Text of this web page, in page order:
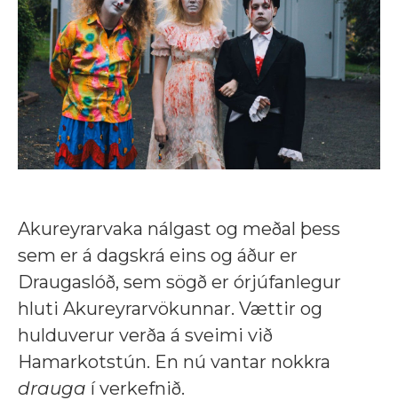
Akureyrarvaka nálgast og meðal þess
sem er á dagskrá eins og áður er
Draugaslóð, sem sögð er órjúfanlegur
hluti Akureyrarvökunnar. Vættir og
hulduverur verða á sveimi við
Hamarkotstún. En nú vantar nokkra
drauga í verkefnið.